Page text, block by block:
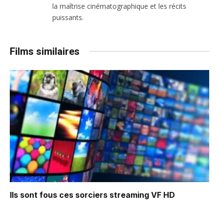
la maîtrise cinématographique et les récits
puissants.
Films similaires
Ils sont fous ces sorciers streaming VF HD